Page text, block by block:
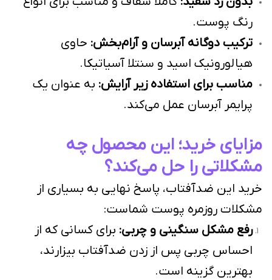
رنگ پوست.
ترکیب دوگانه آبرسان و آرام‌بخش: حاوی
هیالورونیک اسید و سنتلا آسیاتیکا.
مناسب برای استفاده زیر آرایش: به عنوان یک
پرایمر آبرسان عمل می‌کند.
مزایای خرید؛ این محصول چه
مشکلاتی را حل می‌کند؟
خرید این ضدآفتاب، پاسخ نهایی به بسیاری از
مشکلات روزمره پوست شماست:
رفع مشکل سنگینی و چربی: برای کسانی که از
احساس چربی پس از زدن ضدآفتاب بیزارند،
بهترین گزینه است.